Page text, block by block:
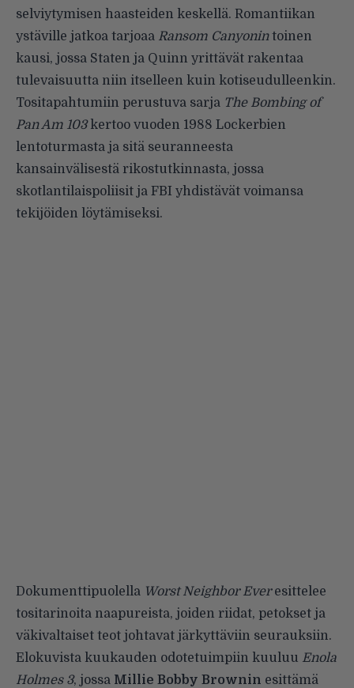
selviytymisen haasteiden keskellä. Romantiikan
ystäville jatkoa tarjoaa Ransom Canyonintoinen
kausi, jossa Staten ja Quinn yrittävät rakentaa
tulevaisuutta niin itselleen kuin kotiseudulleenkin.
Tositapahtumiin perustuva sarja The Bombing of
Pan Am 103kertoo vuoden 1988 Lockerbien
lentoturmasta ja sitä seuranneesta
kansainvälisestä rikostutkinnasta, jossa
skotlantilaispoliisit ja FBI yhdistävät voimansa
tekijöiden löytämiseksi.
Dokumenttipuolella Worst Neighbor Everesittelee
tositarinoita naapureista, joiden riidat, petokset ja
väkivaltaiset teot johtavat järkyttäviin seurauksiin.
Elokuvista kuukauden odotetuimpiin kuuluu Enola
Holmes 3, jossa Millie Bobby Brownin esittämä